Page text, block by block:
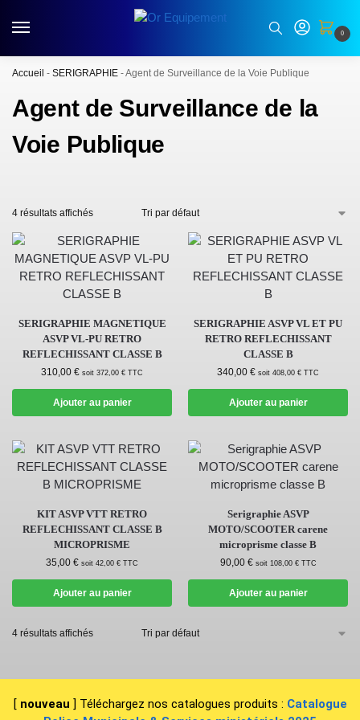
0
Accueil - SERIGRAPHIE -Agent de Surveillance de la Voie Publique
Agent de Surveillance de la
Voie Publique
4 résultats affichés
SERIGRAPHIE MAGNETIQUE
ASVP VL-PU RETRO
REFLECHISSANT CLASSE B
310,00 € soit 372,00 € TTC
Ajouter au panier
SERIGRAPHIE ASVP VL ET PU
RETRO REFLECHISSANT
CLASSE B
340,00 € soit 408,00 € TTC
Ajouter au panier
KIT ASVP VTT RETRO
REFLECHISSANT CLASSE B
MICROPRISME
35,00 € soit 42,00 € TTC
Ajouter au panier
Serigraphie ASVP
MOTO/SCOOTER carene
microprisme classe B
90,00 € soit 108,00 €TTC
Ajouter au panier
4 résultats affichés
[ nouveau ] Téléchargez nos catalogues produits : Catalogue